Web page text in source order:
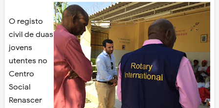
O registo
civil de duas
jovens
utentes no
Centro
Social
Renascer